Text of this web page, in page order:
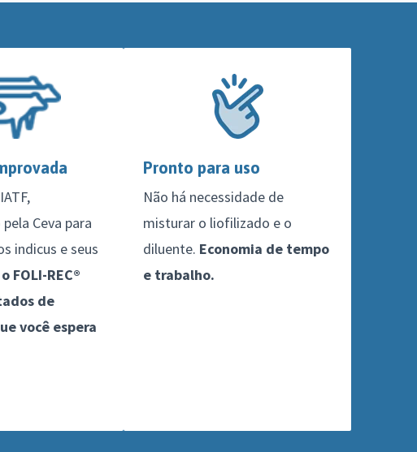
Ceva para
indicus e seus
o FOLI-REC®
de
você espera
Pronto para uso
Não há necessidade de
misturar o liofilizado e o
diluente. Economia de tempo
e trabalho.